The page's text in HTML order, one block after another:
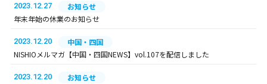
2023.12.27
お知らせ
年末年始の休業のお知らせ
2023.12.20
中国・四国
NISHIOメルマガ【中国・四国NEWS】vol.107を配信しました
2023.12.20
お知らせ